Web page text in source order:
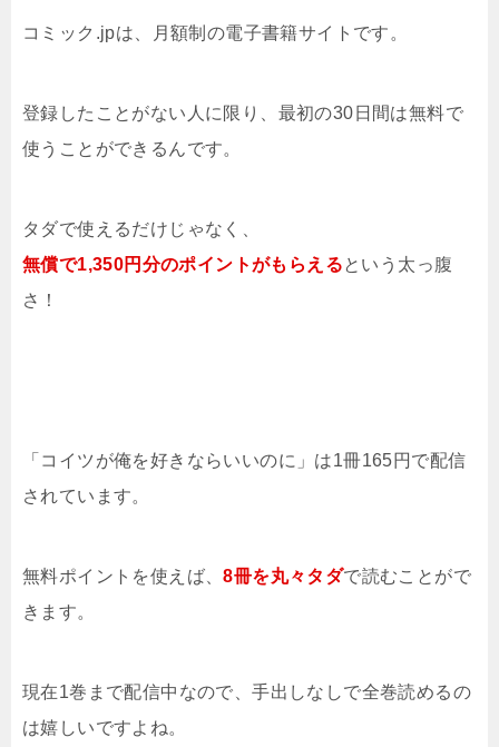
コミック.jpは、月額制の電子書籍サイトです。
登録したことがない人に限り、最初の30日間は無料で
使うことができるんです。
タダで使えるだけじゃなく、
無償で1,350円分のポイントがもらえるという太っ腹
さ！
「コイツが俺を好きならいいのに」は1冊165円で配信
されています。
無料ポイントを使えば、8冊を丸々タダで読むことがで
きます。
現在1巻まで配信中なので、手出しなしで全巻読めるの
は嬉しいですよね。